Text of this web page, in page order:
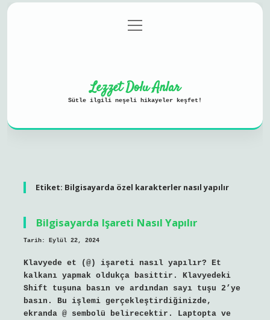
Gizlilik Politikası
menüyü
aç
Lezzet Dolu Anlar
Sütle ilgili neşeli hikayeler keşfet!
Etiket: Bilgisayarda özel karakterler nasıl yapılır
Bilgisayarda Işareti Nasıl Yapılır
Tarih: Eylül 22, 2024
Klavyede et (@) işareti nasıl yapılır? Et
kalkanı yapmak oldukça basittir. Klavyedeki
Shift tuşuna basın ve ardından sayı tuşu 2’ye
basın. Bu işlemi gerçekleştirdiğinizde,
ekranda @ sembolü belirecektir. Laptopta ve